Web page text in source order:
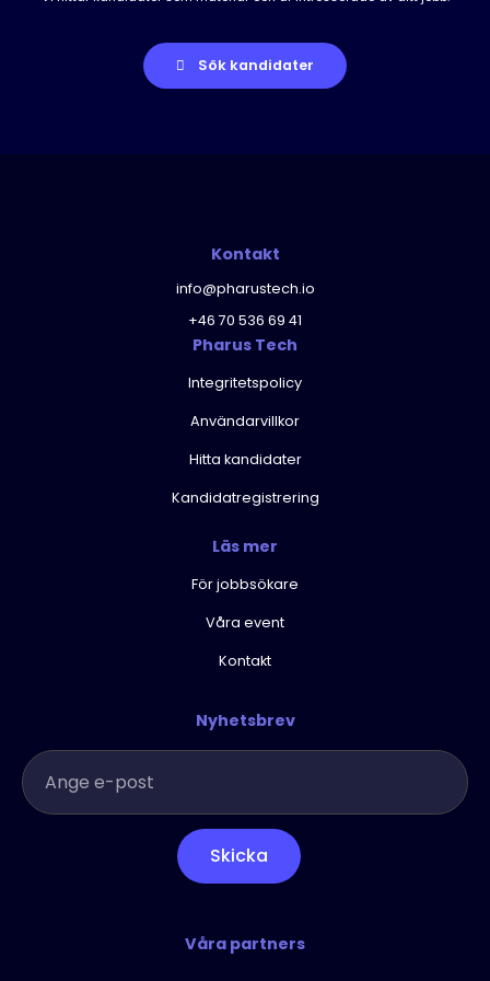
Sök kandidater
Kontakt
info@pharustech.io
+46 70 536 69 41
Pharus Tech
Integritetspolicy
Användarvillkor
Hitta kandidater
Kandidatregistrering
Läs mer
För jobbsökare
Våra event
Kontakt
Nyhetsbrev
Skicka
Våra partners